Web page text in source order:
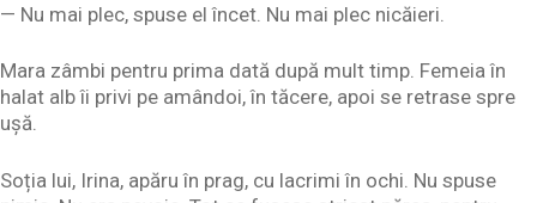
— Nu mai plec, spuse el încet. Nu mai plec nicăieri.
Mara zâmbi pentru prima dată după mult timp. Femeia în
halat alb îi privi pe amândoi, în tăcere, apoi se retrase spre
ușă.
Soția lui, Irina, apăru în prag, cu lacrimi în ochi. Nu spuse